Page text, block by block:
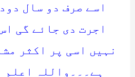
اسے صرف دو سال
اجرت دی جائے گی
نہیں اسی پر اکثر
ہے۔۔۔واللہ اعلم